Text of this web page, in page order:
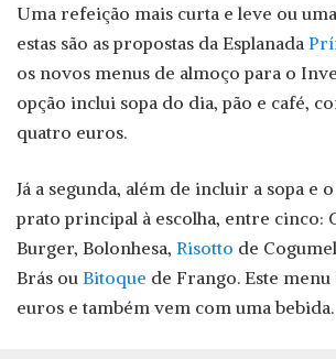
Uma refeição mais curta e leve ou
estas são as propostas da Esplanada
os novos menus de almoço para o
opção inclui sopa do dia, pão e café,
quatro euros.
Já a segunda, além de incluir a sopa e
prato principal à escolha, entre cinco:
Burger, Bolonhesa, Risotto de
Brás ou Bitoque de Frango. Este menu
euros e também vem com uma bebida.